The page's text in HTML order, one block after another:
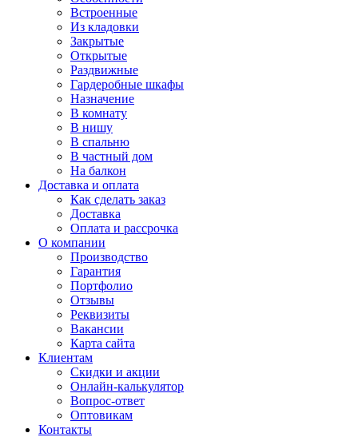
Встроенные
Из кладовки
Закрытые
Открытые
Раздвижные
Гардеробные шкафы
Назначение
В комнату
В нишу
В спальню
В частный дом
На балкон
Доставка и оплата
Как сделать заказ
Доставка
Оплата и рассрочка
О компании
Производство
Гарантия
Портфолио
Отзывы
Реквизиты
Вакансии
Карта сайта
Клиентам
Скидки и акции
Онлайн-калькулятор
Вопрос-ответ
Оптовикам
Контакты